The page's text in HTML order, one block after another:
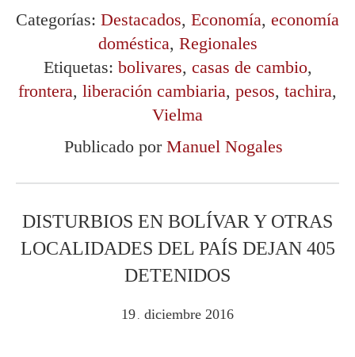
Categorías: Destacados, Economía, economía
doméstica, Regionales
Etiquetas: bolivares, casas de cambio,
frontera, liberación cambiaria, pesos, tachira,
Vielma
Publicado por Manuel Nogales
DISTURBIOS EN BOLÍVAR Y OTRAS
LOCALIDADES DEL PAÍS DEJAN 405
DETENIDOS
19 . diciembre 2016